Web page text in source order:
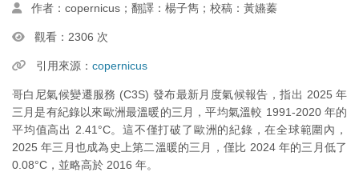
作者：copernicus；翻譯：楊子雋；校稿：黃嬿蓁
觀看：2306 次
引用來源： copernicus
哥白尼氣候變遷服務 (C3S) 發布最新月度氣候報告，指出 2025 年
三月是有紀錄以來歐洲最溫暖的三月，平均氣溫較 1991-2020 年的
平均值高出 2.41°C。這不僅打破了歐洲的紀錄，在全球範圍內，
2025 年三月也成為史上第二溫暖的三月，僅比 2024 年的三月低了
0.08°C，並略高於 2016 年。